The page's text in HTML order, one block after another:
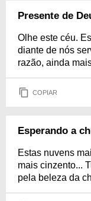
Presente de
Olhe este céu.
diante de nós
razão, ainda
COPIAR
Esperando a
Estas nuvens
mais cinzento...
pela beleza da